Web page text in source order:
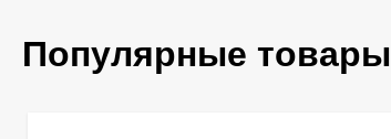
Популярные товары